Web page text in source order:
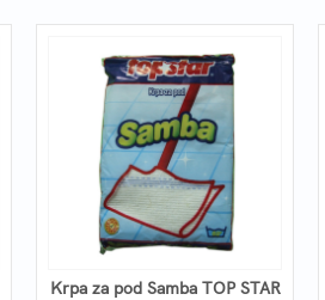
Krpa za pod Samba TOP STAR